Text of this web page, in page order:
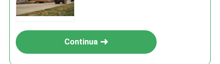
Continua